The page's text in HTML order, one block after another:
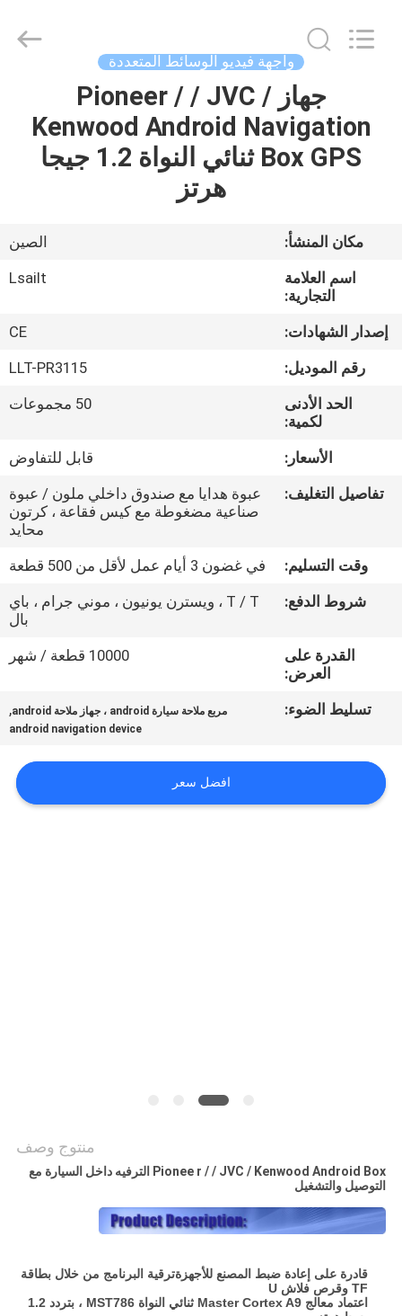
بيت
أشرطة
فيديو
معلومات
جولة
المعمل
الجودة
أخبار
حالات
Electron
Co.,Ltd.
واجهة فيديو الوسائط المتعددة
جهاز Pioneer / / JVC /
Kenwood Android Navigation
Box GPS ثنائي النواة 1.2 جيجا
هرتز
مكان المنشأ:
الصين
اسم العلامة
التجارية:
Lsailt
إصدار الشهادات:
CE
رقم الموديل:
LLT-PR3115
الحد الأدنى
لكمية:
50 مجموعات
الأسعار:
قابل للتفاوض
تفاصيل التغليف:
عبوة هدايا مع صندوق داخلي ملون / عبوة
صناعية مضغوطة مع كيس فقاعة ، كرتون
محايد
وقت التسليم:
في غضون 3 أيام عمل لأقل من 500 قطعة
شروط الدفع:
T / T ، ويسترن يونيون ، موني جرام ، باي
بال
القدرة على
العرض:
10000 قطعة / شهر
تسليط الضوء: مربع ملاحة سيارة android ، جهاز ملاحة android ,
android navigation device
افضل سعر
منتوج وصف
Pionee r / / JVC / Kenwood Android Box الترفيه داخل السيارة مع
التوصيل والتشغيل
قادرة على إعادة ضبط المصنع للأجهزةترقية البرنامج من خلال بطاقة
TF وقرص فلاش U
اعتماد معالج Master Cortex A9 ثنائي النواة MST786 ، بتردد 1.2